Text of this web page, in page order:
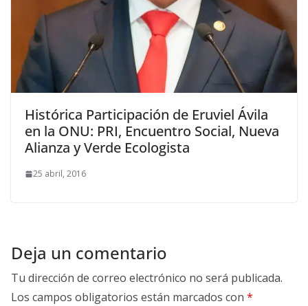
Histórica Participación de Eruviel Ávila
en la ONU: PRI, Encuentro Social, Nueva
Alianza y Verde Ecologista
25 abril, 2016
Deja un comentario
Tu dirección de correo electrónico no será publicada.
Los campos obligatorios están marcados con *